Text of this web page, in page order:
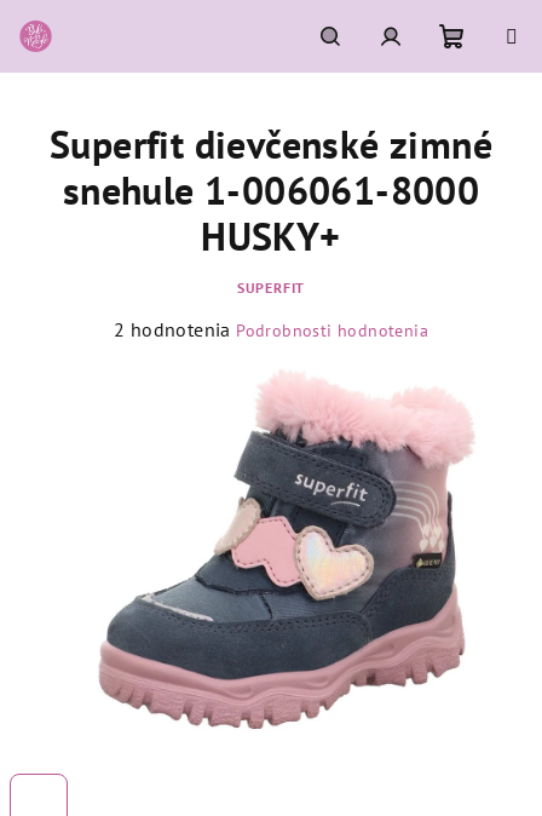
na
obsah
HľadaťPrihlásenie
košík
Superfit dievčenské zimné
snehule 1-006061-8000
HUSKY+
SUPERFIT
Priemerné
2 hodnotenia Podrobnosti hodnotenia